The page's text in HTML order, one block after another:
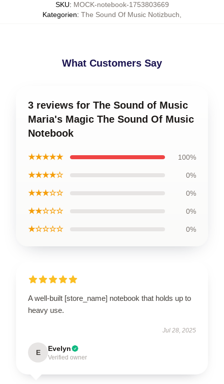
SKU: MOCK-notebook-1753803669
Kategorien: The Sound Of Music Notizbuch
What Customers Say
3 reviews for The Sound of Music
Maria's Magic The Sound Of Music
Notebook
★★★★★ 100%
★★★★☆ 0%
★★★☆☆ 0%
★★☆☆☆ 0%
★☆☆☆☆ 0%
A well-built [store_name] notebook that holds up to
heavy use.
Jul 28, 2025
E Evelyn
Verified owner